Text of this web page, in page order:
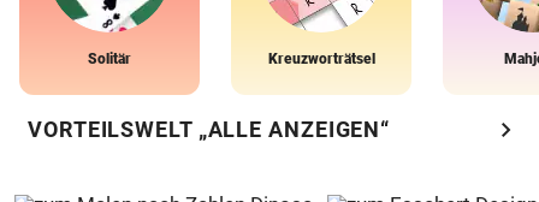
Solitär Kreuzworträtsel
VORTEILSWELT „ALLE ANZEIGEN“ chevron_right